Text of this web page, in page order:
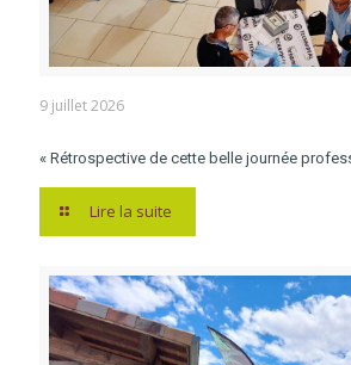
9 juillet 2026
« Rétrospective de cette belle journée
Lire la suite